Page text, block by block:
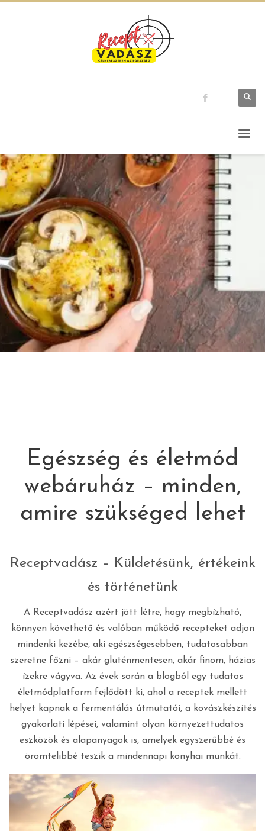
Egészség és életmód
webáruház – minden,
amire szükséged lehet
Receptvadász – Küldetésünk, értékeink
és történetünk
A Receptvadász azért jött létre, hogy megbízható,
könnyen követhető és valóban működő recepteket adjon
mindenki kezébe, aki egészségesebben, tudatosabban
szeretne főzni – akár gluténmentesen, akár finom, házias
ízekre vágyva. Az évek során a blogból egy tudatos
életmódplatform fejlődött ki, ahol a receptek mellett
helyet kapnak a fermentálás útmutatói, a kovászkészítés
gyakorlati lépései, valamint olyan környezettudatos
eszközök és alapanyagok is, amelyek egyszerűbbé és
örömtelibbé teszik a mindennapi konyhai munkát.